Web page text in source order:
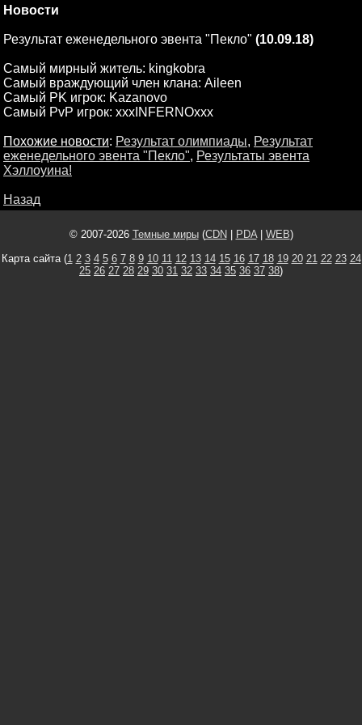
Новости
Результат еженедельного эвента "Пекло" (10.09.18)
Самый мирный житель: kingkobra
Самый враждующий член клана: Aileen
Самый PK игрок: Kazanovo
Самый PvP игрок: xxxINFERNOxxx
Похожие новости: Результат олимпиады, Результат
еженедельного эвента "Пекло", Результаты эвента
Хэллоуина!
Назад
© 2007-2026 Темные миры(CDN PDA| WEB)
Карта сайта (1 2 3 4 5 6 7 8 9 10 11 12 13 14 15 16 17 18 19 20 21 22 23 24
25 26 27 28 29 30 31 32 33 34 35 36 37 38)